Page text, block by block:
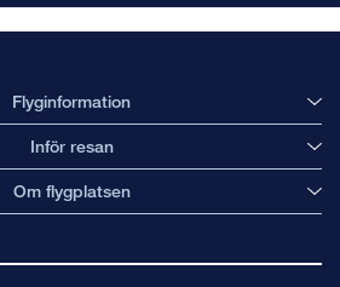
Flyginformation
Inför resan
Om flygplatsen